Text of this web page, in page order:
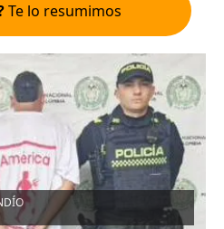
Te lo resumimos